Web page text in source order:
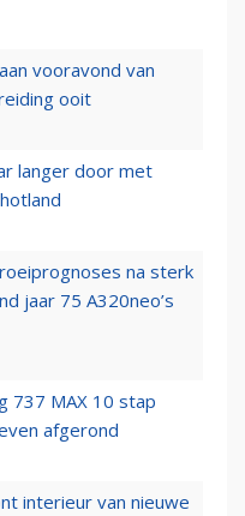
vooravond van
ooit
langer door met
na sterk
jaar 75 A320neo’s
737 MAX 10 stap
afgerond
interieur van nieuwe